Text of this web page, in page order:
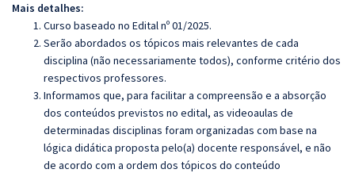
Mais detalhes:
Curso baseado no Edital nº 01/2025.
Serão abordados os tópicos mais relevantes de cada
disciplina (não necessariamente todos), conforme critério dos
respectivos professores.
Informamos que, para facilitar a compreensão e a absorção
dos conteúdos previstos no edital, as videoaulas de
determinadas disciplinas foram organizadas com base na
lógica didática proposta pelo(a) docente responsável, e não
de acordo com a ordem dos tópicos do conteúdo